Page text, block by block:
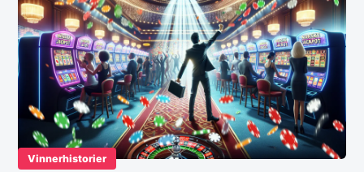
Vinnerhistorier